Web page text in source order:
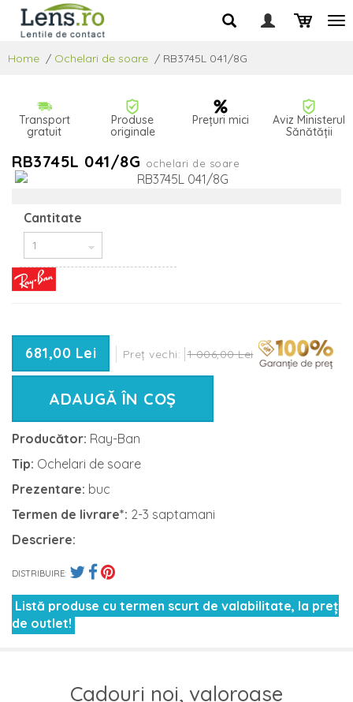
Home / Ochelari de soare / RB3745L 041/8G
Transport
gratuit
Produse
originale
Prețuri mici
Aviz Ministerul
Sănătății
RB3745L 041/8G ochelari de soare
Cantitate
681,00 Lei Preț vechi: 1 006,00 Lei
ADAUGĂ ÎN COȘ
Producător: Ray-Ban
Tip: Ochelari de soare
Prezentare: buc
Termen de livrare*: 2-3 saptamani
Descriere:
DISTRIBUIRE:
Listă produse cu termen scurt de valabilitate, la preț
de outlet!
Cadouri noi, valoroase